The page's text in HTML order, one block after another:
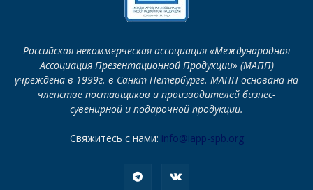
Российская некоммерческая ассоциация «Международная
Ассоциация Презентационной Продукции» (МАПП)
учреждена в 1999г. в Санкт-Петербурге. МАПП основана на
членстве поставщиков и производителей бизнес-
сувенирной и подарочной продукции.
Свяжитесь с нами: info@iapp-spb.org